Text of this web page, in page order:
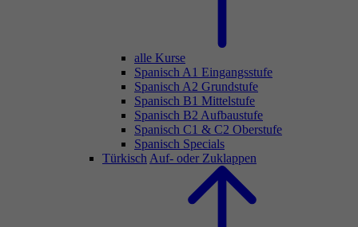
alle Kurse
Spanisch A1 Eingangsstufe
Spanisch A2 Grundstufe
Spanisch B1 Mittelstufe
Spanisch B2 Aufbaustufe
Spanisch C1 & C2 Oberstufe
Spanisch Specials
Türkisch Auf- oder Zuklappen